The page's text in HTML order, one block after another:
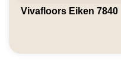
Vivafloors Eiken 7840